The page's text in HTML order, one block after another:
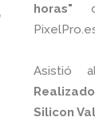
horas"
Asistió
Silicon